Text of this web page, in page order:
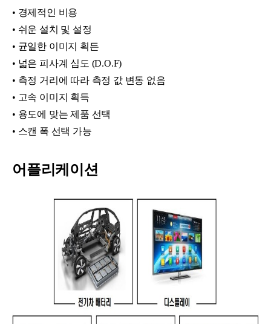
• 경제적인 비용
• 쉬운 설치 및 설정
• 균일한 이미지 획든
• 넓은 피사계 심도 (D.O.F)
• 측정 거리에 따라 측정 값 변동 없음
• 고속 이미지 획득
• 용도에 맞는 제품 선택
• 스캔 폭 선택 가능
어플리케이션